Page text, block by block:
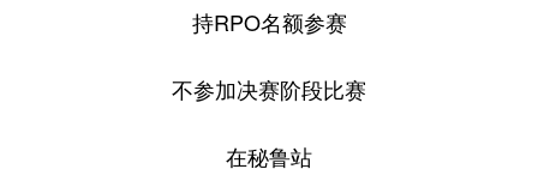
持RPO名额参赛
不参加决赛阶段比赛
在秘鲁站